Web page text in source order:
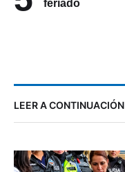
feriado
LEER A CONTINUACIÓN